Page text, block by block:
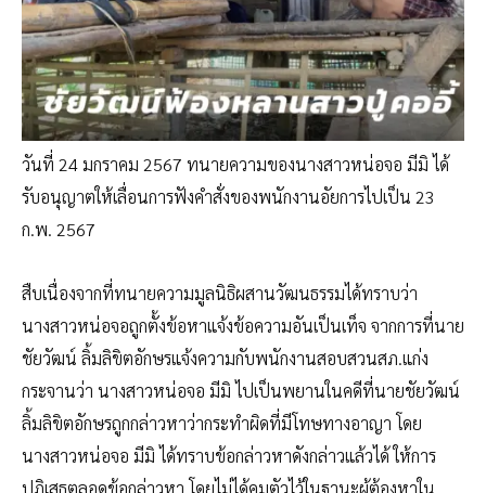
วันที่ 24 มกราคม 2567 ทนายความของนางสาวหน่อจอ มีมิ ได้
รับอนุญาตให้เลื่อนการฟังคำสั่งของพนักงานอัยการไปเป็น 23
ก.พ. 2567
สืบเนื่องจากที่ทนายความมูลนิธิผสานวัฒนธรรมได้ทราบว่า
นางสาวหน่อจอถูกตั้งข้อหาแจ้งข้อความอันเป็นเท็จ จากการที่นาย
ชัยวัฒน์ ลิ้มลิขิตอักษรแจ้งความกับพนักงานสอบสวนสภ.แก่ง
กระจานว่า นางสาวหน่อจอ มีมิ ไปเป็นพยานในคดีที่นายชัยวัฒน์
ลิ้มลิขิตอักษรถูกกล่าวหาว่ากระทำผิดที่มีโทษทางอาญา โดย
นางสาวหน่อจอ มีมิ ได้ทราบข้อกล่าวหาดังกล่าวแล้วได้ ให้การ
ปฏิเสธตลอดข้อกล่าวหา โดยไม่ได้คุมตัวไว้ในฐานะผู้ต้องหาใน